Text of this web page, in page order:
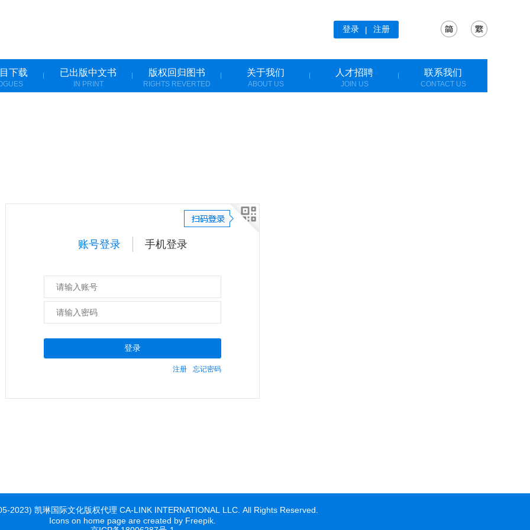
登录 | 注册
下载 已出版中文书
IN PRINT
版权回归图书
RIGHTS REVERTED
关于我们
ABOUT US
人才招聘
JOIN US
联系我们
CONTACT US
账号登录 手机登录
登录
注册 忘记密码
2023) 凯琳国际文化版权代理 CA-LINK INTERNATIONAL LLC. All Rights Reserved.
Icons on home page are created by Freepik.